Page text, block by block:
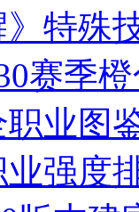
》特殊
赛季
职业图
业强度